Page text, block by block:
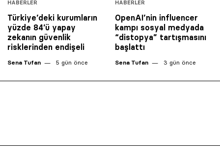
HABERLER
Türkiye’deki kurumların
yüzde 84’ü yapay
zekanın güvenlik
risklerinden endişeli
Sena Tufan 5 gün önce
HABERLER
OpenAI’nin influencer
kampı sosyal medyada
“distopya” tartışmasını
başlattı
Sena Tufan 3 gün önce